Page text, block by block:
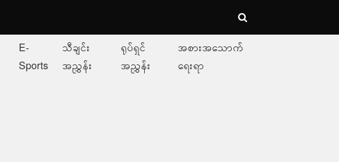
E-
Sports
သီချင်း
အညွှန်း
ရုပ်ရှင်
အညွှန်း
အစားအသောက်
ရေးရာ